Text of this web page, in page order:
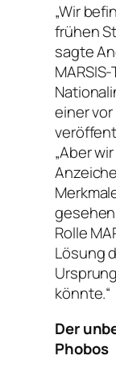
„Wir
frühen
sagte
einer
„Aber
Rolle
Lösung
könnte.“
Der
Phobos